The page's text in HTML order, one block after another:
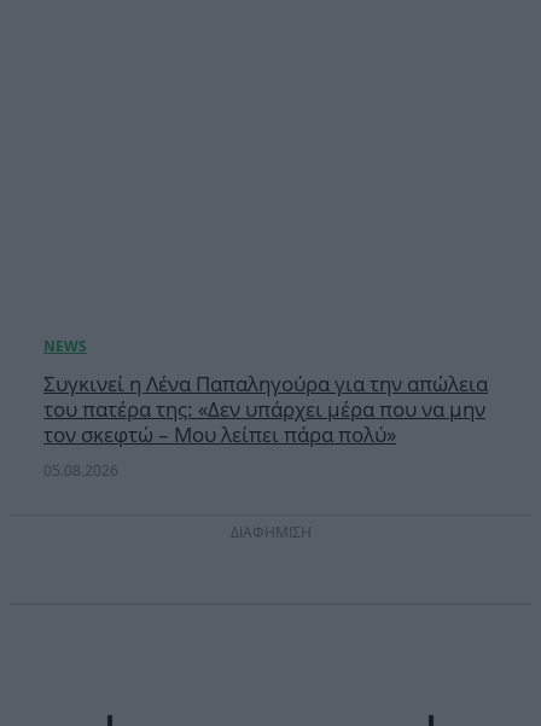
Συγκινεί η Λένα Παπαληγούρα για την απώλεια
του πατέρα της: «Δεν υπάρχει μέρα που να μην
τον σκεφτώ – Μου λείπει πάρα πολύ»
05.08.2026
ΔΙΑΦΗΜΙΣΗ